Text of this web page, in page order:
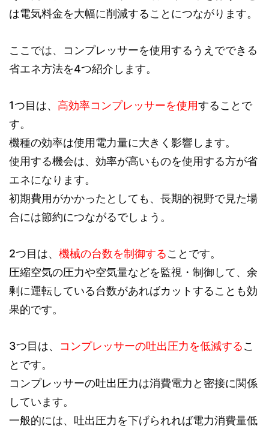
は電気料金を大幅に削減することにつながります。
ここでは、コンプレッサーを使用するうえでできる
省エネ方法を4つ紹介します。
1つ目は、 高効率コンプレッサーを使用することで
す。
機種の効率は使用電力量に大きく影響します。
使用する機会は、効率が高いものを使用する方が省
エネになります。
初期費用がかかったとしても、長期的視野で見た場
合には節約につながるでしょう。
2つ目は、 機械の台数を制御することです。
圧縮空気の圧力や空気量などを監視・制御して、余
剰に運転している台数があればカットすることも効
果的です。
3つ目は、 コンプレッサーの吐出圧力を低減するこ
とです。
コンプレッサーの吐出圧力は消費電力と密接に関係
しています。
一般的には、吐出圧力を下げられれば電力消費量低